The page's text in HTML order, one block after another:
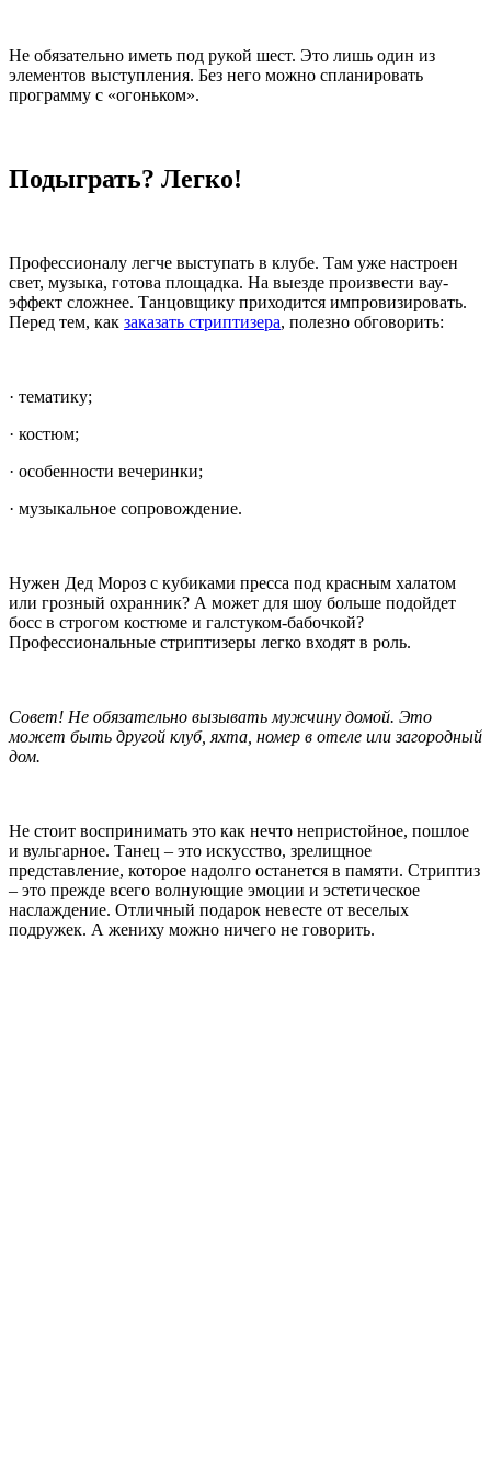
Не обязательно иметь под рукой шест. Это лишь один из
элементов выступления. Без него можно спланировать
программу с «огоньком».
Подыграть? Легко!
Профессионалу легче выступать в клубе. Там уже настроен
свет, музыка, готова площадка. На выезде произвести вау-
эффект сложнее. Танцовщику приходится импровизировать.
Перед тем, как заказать стриптизера, полезно обговорить:
· тематику;
· костюм;
· особенности вечеринки;
· музыкальное сопровождение.
Нужен Дед Мороз с кубиками пресса под красным халатом
или грозный охранник? А может для шоу больше подойдет
босс в строгом костюме и галстуком-бабочкой?
Профессиональные стриптизеры легко входят в роль.
Совет! Не обязательно вызывать мужчину домой. Это
может быть другой клуб, яхта, номер в отеле или загородный
дом.
Не стоит воспринимать это как нечто непристойное, пошлое
и вульгарное. Танец – это искусство, зрелищное
представление, которое надолго останется в памяти. Стриптиз
– это прежде всего волнующие эмоции и эстетическое
наслаждение. Отличный подарок невесте от веселых
подружек. А жениху можно ничего не говорить.